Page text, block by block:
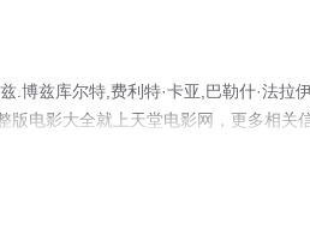
.博兹库尔特,费利特·卡亚,巴勒什·法拉
版电影大全就上天堂电影网，更多相关